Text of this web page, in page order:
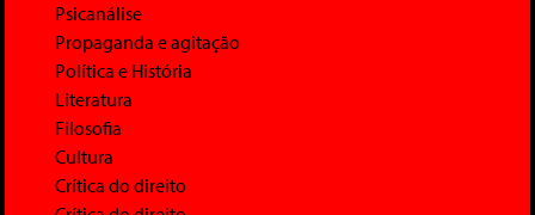
Psicanálise
Propaganda e agitação
Política e História
Literatura
Filosofia
Cultura
Crítica do direito